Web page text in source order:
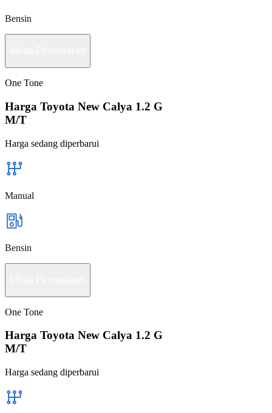
Bensin
One Tone
Harga Toyota New Calya 1.2 G
M/T
Harga sedang diperbarui
Manual
Bensin
One Tone
Harga Toyota New Calya 1.2 G
M/T
Harga sedang diperbarui